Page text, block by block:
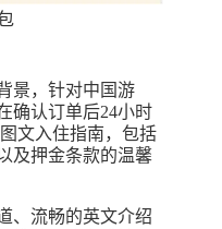
景，针对中国游
确认订单后24小时
文入住指南，包括
及押金条款的温馨
、流畅的英文介绍